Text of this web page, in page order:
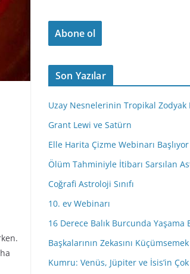
o
t
a
r
e
n
i
Abone ol
Son Yazılar
Uzay Nesnelerinin Tropikal
Grant Lewi ve Satürn
Elle Harita Çizme Webinarı Başlıyor
Ölüm Tahminiyle İtibarı Sarsılan
Coğrafi Astroloji Sınıfı
10. ev Webinarı
16 Derece Balık Burcunda Yaşama
Başkalarının Zekasını Küçümsemek
Kumru: Venüs, Jüpiter ve İsis’in